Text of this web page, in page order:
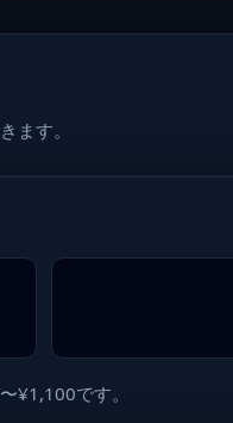
ます。
¥1,100です。